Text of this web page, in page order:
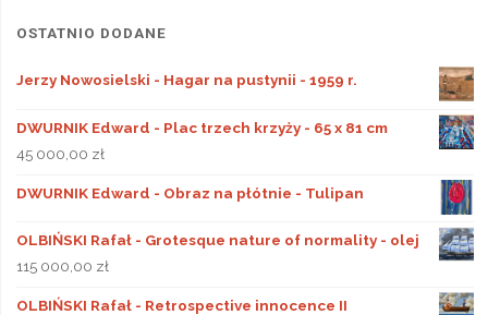
OSTATNIO DODANE
Jerzy Nowosielski - Hagar na pustynii - 1959 r.
DWURNIK Edward - Plac trzech krzyży - 65 x 81 cm
45 000,00 zł
DWURNIK Edward - Obraz na płótnie - Tulipan
OLBIŃSKI Rafał - Grotesque nature of normality - olej
115 000,00 zł
OLBIŃSKI Rafał - Retrospective innocence II